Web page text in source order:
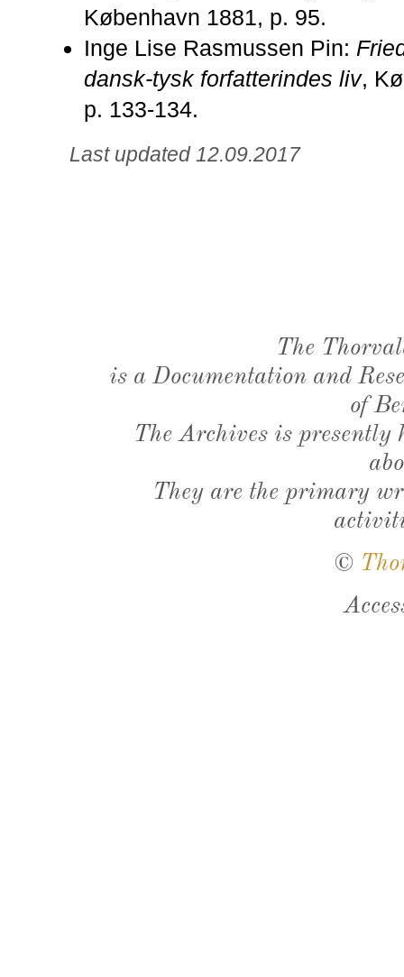
København 1881, p. 95.
Inge Lise Rasmussen Pin:
dansk-tysk forfatterindes liv,
p. 133-134.
Last updated 12.09.2017
The
is a Documentation and
of
The Archives is presently
They are the primary
©